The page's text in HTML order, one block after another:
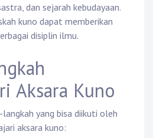
dan sejarah kebudayaan.
kuno dapat memberikan
disiplin ilmu.
Aksara Kuno
yang bisa diikuti oleh
aksara kuno: